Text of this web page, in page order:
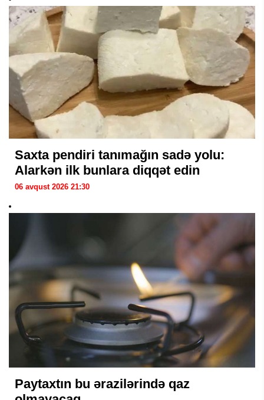
Saxta pendiri tanımağın sadə yolu:
Alarkən ilk bunlara diqqət edin
06 avqust 2026 21:30
Paytaxtın bu ərazilərində qaz